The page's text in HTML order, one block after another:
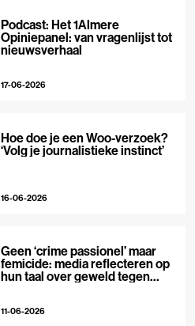
Podcast: Het 1Almere
Opiniepanel: van vragenlijst tot
nieuwsverhaal
17-06-2026
Hoe doe je een Woo-verzoek?
‘Volg je journalistieke instinct’
16-06-2026
Geen ‘crime passionel’ maar
femicide: media reflecteren op
hun taal over geweld tegen
11-06-2026